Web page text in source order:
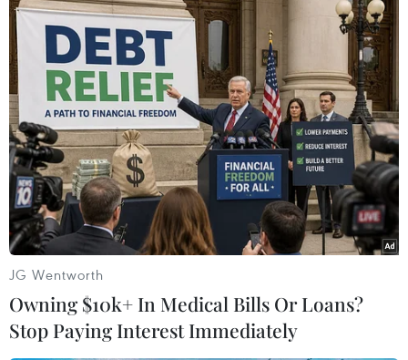
Theo dõi VietnamPlus
TIN CÙNG CHUYÊN MỤC
Trí tuệ nhân tạo tạo virus mới tiêu
diệt vi khuẩn kháng thuốc
JG Wentworth
Owning $10k+ In Medical Bills Or Loans?
Stop Paying Interest Immediately